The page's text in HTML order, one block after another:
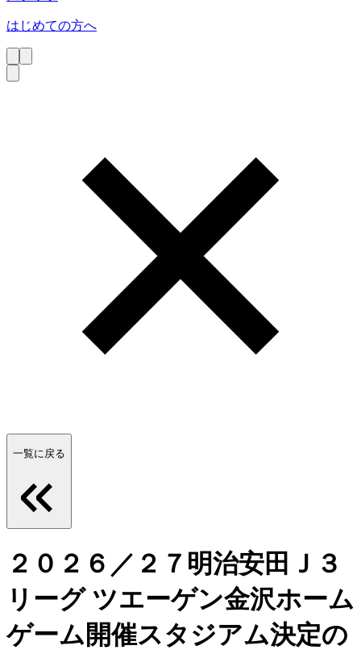
はじめての方へ
一覧に戻る
２０２６／２７明治安田Ｊ３
リーグ ツエーゲン金沢ホーム
ゲーム開催スタジアム決定の